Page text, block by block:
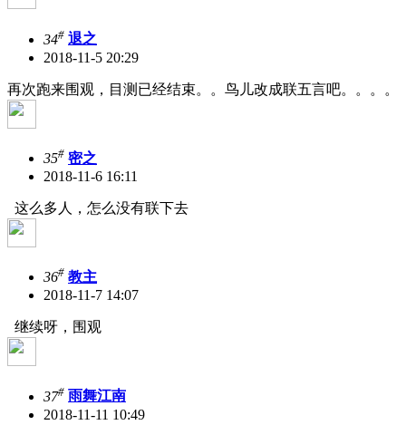
34# 退之
2018-11-5 20:29
再次跑来围观，目测已经结束。。鸟儿改成联五言吧。。。。
35# 密之
2018-11-6 16:11
这么多人，怎么没有联下去
36# 教主
2018-11-7 14:07
继续呀，围观
37# 雨舞江南
2018-11-11 10:49